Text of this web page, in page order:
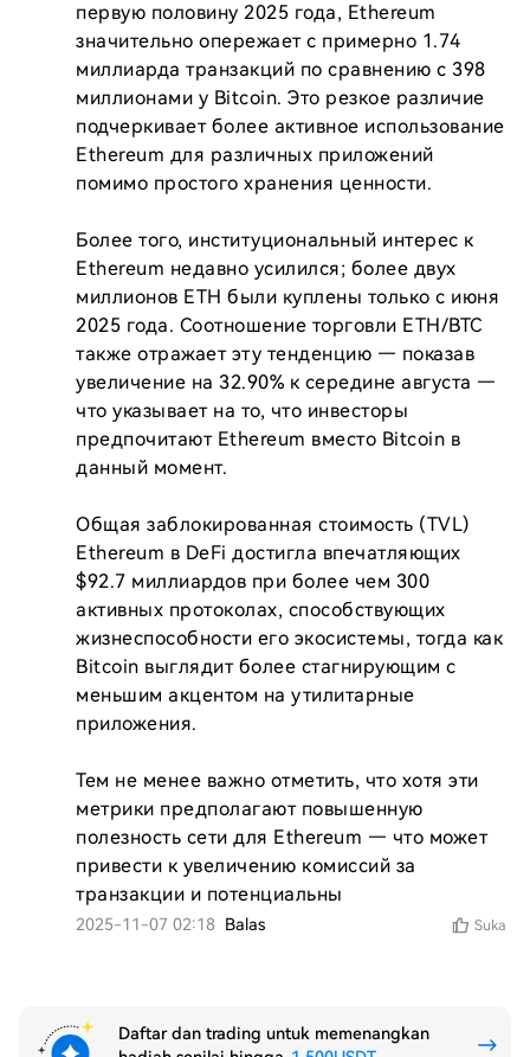
первую половину 2025 года, Ethereum
значительно опережает с примерно 1.74
миллиарда транзакций по сравнению с 398
миллионами у Bitcoin. Это резкое различие
подчеркивает более активное использование
Ethereum для различных приложений
помимо простого хранения ценности.
Более того, институциональный интерес к
Ethereum недавно усилился; более двух
миллионов ETH были куплены только с июня
2025 года. Соотношение торговли ETH/BTC
также отражает эту тенденцию — показав
увеличение на 32.90% к середине августа —
что указывает на то, что инвесторы
предпочитают Ethereum вместо Bitcoin в
данный момент.
Общая заблокированная стоимость (TVL)
Ethereum в DeFi достигла впечатляющих
$92.7 миллиардов при более чем 300
активных протоколах, способствующих
жизнеспособности его экосистемы, тогда как
Bitcoin выглядит более стагнирующим с
меньшим акцентом на утилитарные
приложения.
Тем не менее важно отметить, что хотя эти
метрики предполагают повышенную
полезность сети для Ethereum — что может
привести к увеличению комиссий за
транзакции и потенциальны
2025-11-07 02:18 Balas Suka
Daftar dan trading untuk memenangkan